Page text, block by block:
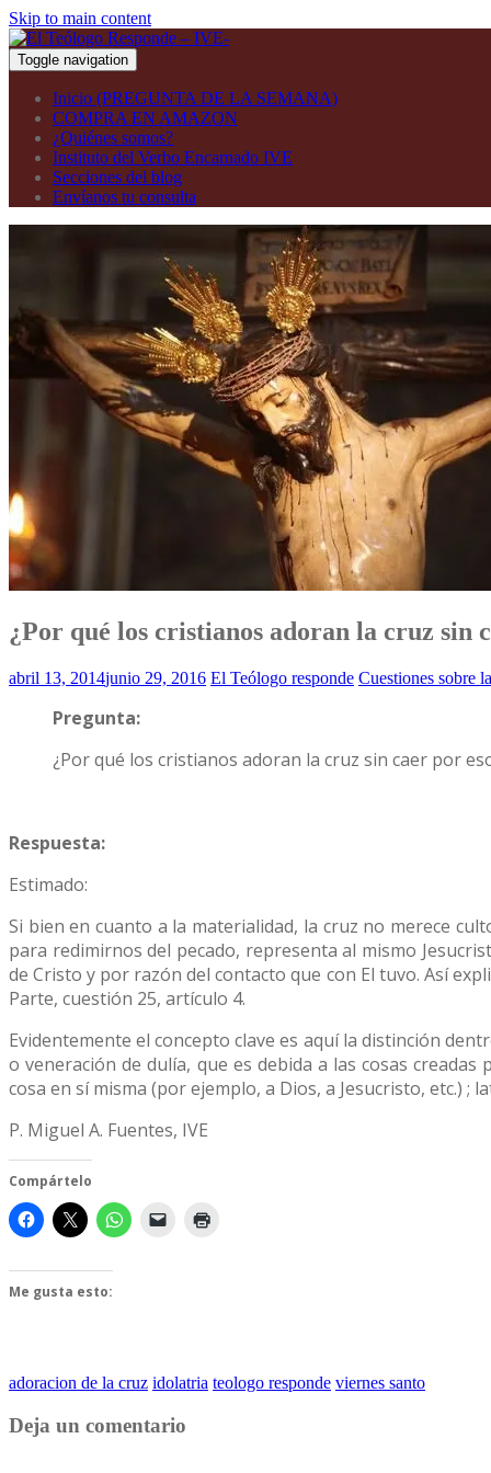
Skip to main content
Toggle navigation
Inicio (PREGUNTA DE LA SEMANA)
COMPRA EN AMAZON
¿Quiénes somos?
Instituto del Verbo Encarnado IVE
Secciones del blog
Envíanos tu consulta
¿Por qué los cristianos adoran la cruz sin
abril 13, 2014junio 29, 2016 El Teólogo responde Cuestiones sobre
Pregunta:
¿Por qué los cristianos adoran la cruz sin caer por
Respuesta:
Estimado:
Si bien en cuanto a la materialidad, la cruz no merece
para redimirnos del pecado, representa al mismo
de Cristo y por razón del contacto que con El tuvo. Así
Parte, cuestión 25, artículo 4.
Evidentemente el concepto clave es aquí la distinción
o veneración de dulía, que es debida a las cosas
cosa en sí misma (por ejemplo, a Dios, a Jesucristo, etc.)
P. Miguel A. Fuentes, IVE
Compártelo
Me gusta esto:
adoracion de la cruz idolatria teologo responde viernes santo
Deja un comentario